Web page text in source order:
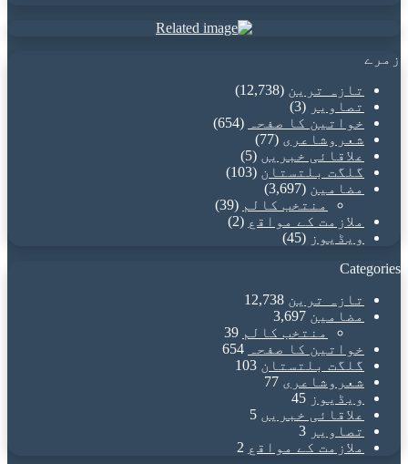
زمرے
تازہ ترین (12,738)
تصاویر (3)
خواتین کا صفحہ
(654)
شعروشاعری (77)
علاقائی خبریں (5)
گلگت بلتستان (103)
مضامین (3,697)
منتخب کالم (39)
ملازمت کے مواقع (2)
ویڈیوز (45)
Categories
تازہ ترین 12,738
مضامین 3,697
منتخب کالم 39
خواتین کا صفحہ
654
گلگت بلتستان 103
شعروشاعری 77
ویڈیوز 45
علاقائی خبریں 5
تصاویر 3
ملازمت کے مواقع 2